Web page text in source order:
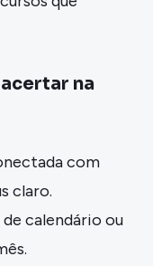
na
com
claro.
calendário ou